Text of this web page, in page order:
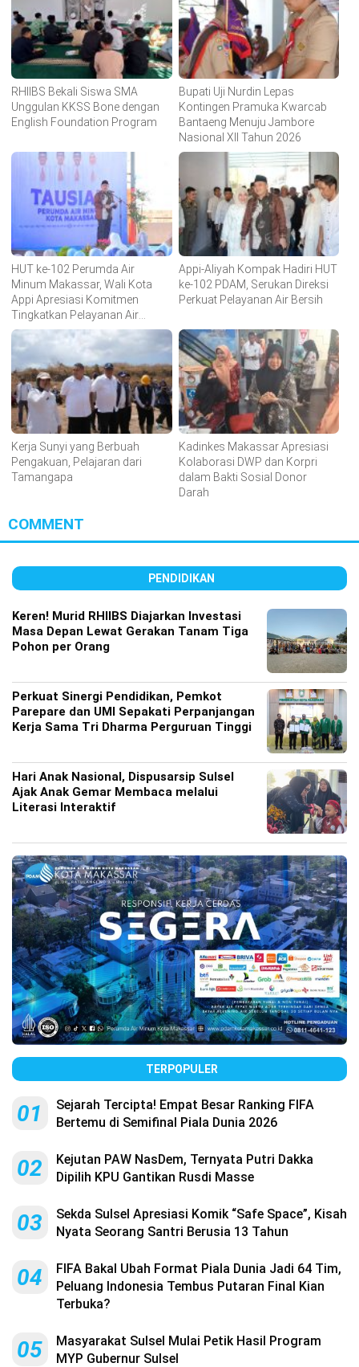
RHIIBS Bekali Siswa SMA
Unggulan KKSS Bone dengan
English Foundation Program
Bupati Uji Nurdin Lepas
Kontingen Pramuka Kwarcab
Bantaeng Menuju Jambore
Nasional XII Tahun 2026
HUT ke-102 Perumda Air
Minum Makassar, Wali Kota
Appi Apresiasi Komitmen
Tingkatkan Pelayanan Air
Bersih
Appi-Aliyah Kompak Hadiri HUT
ke-102 PDAM, Serukan Direksi
Perkuat Pelayanan Air Bersih
Kerja Sunyi yang Berbuah
Pengakuan, Pelajaran dari
Tamangapa
Kadinkes Makassar Apresiasi
Kolaborasi DWP dan Korpri
dalam Bakti Sosial Donor
Darah
COMMENT
PENDIDIKAN
Keren! Murid RHIIBS Diajarkan Investasi
Masa Depan Lewat Gerakan Tanam Tiga
Pohon per Orang
Perkuat Sinergi Pendidikan, Pemkot
Parepare dan UMI Sepakati Perpanjangan
Kerja Sama Tri Dharma Perguruan Tinggi
Hari Anak Nasional, Dispusarsip Sulsel
Ajak Anak Gemar Membaca melalui
Literasi Interaktif
TERPOPULER
01
Sejarah Tercipta! Empat Besar Ranking FIFA
Bertemu di Semifinal Piala Dunia 2026
02
Kejutan PAW NasDem, Ternyata Putri Dakka
Dipilih KPU Gantikan Rusdi Masse
03
Sekda Sulsel Apresiasi Komik “Safe Space”, Kisah
Nyata Seorang Santri Berusia 13 Tahun
04
FIFA Bakal Ubah Format Piala Dunia Jadi 64 Tim,
Peluang Indonesia Tembus Putaran Final Kian
Terbuka?
05
Masyarakat Sulsel Mulai Petik Hasil Program
MYP Gubernur Sulsel